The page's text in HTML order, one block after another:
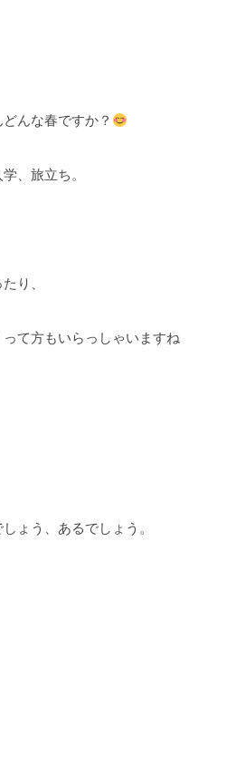
んな春ですか？
、旅立ち。
り、
て方もいらっしゃいますね
ょう、あるでしょう。